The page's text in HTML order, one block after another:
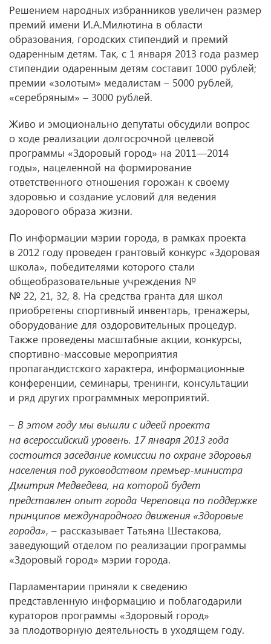
Решением народных избранников увеличен размер
премий имени И.А.Милютина в области
образования, городских стипендий и премий
одаренным детям. Так, с 1 января 2013 года размер
стипендии одаренным детям составит 1000 рублей;
премии «золотым» медалистам – 5000 рублей,
«серебряным» – 3000 рублей.
Живо и эмоционально депутаты обсудили вопрос
о ходе реализации долгосрочной целевой
программы «Здоровый город» на 2011—2014
годы», нацеленной на формирование
ответственного отношения горожан к своему
здоровью и создание условий для ведения
здорового образа жизни.
По информации мэрии города, в рамках проекта
в 2012 году проведен грантовый конкурс «Здоровая
школа», победителями которого стали
общеобразовательные учреждения №
№ 22, 21, 32, 8. На средства гранта для школ
приобретены спортивный инвентарь, тренажеры,
оборудование для оздоровительных процедур.
Также проведены масштабные акции, конкурсы,
спортивно-массовые мероприятия
пропагандистского характера, информационные
конференции, семинары, тренинги, консультации
и ряд других программных мероприятий.
– В этом году мы вышли с идеей проекта
на всероссийский уровень. 17 января 2013 года
состоится заседание комиссии по охране здоровья
населения под руководством премьер-министра
Дмитрия Медведева, на которой будет
представлен опыт города Череповца по поддержке
принципов международного движения «Здоровые
города», – рассказывает Татьяна Шестакова,
заведующий отделом по реализации программы
«Здоровый город» мэрии города.
Парламентарии приняли к сведению
представленную информацию и поблагодарили
кураторов программы «Здоровый город»
за плодотворную деятельность в уходящем году.